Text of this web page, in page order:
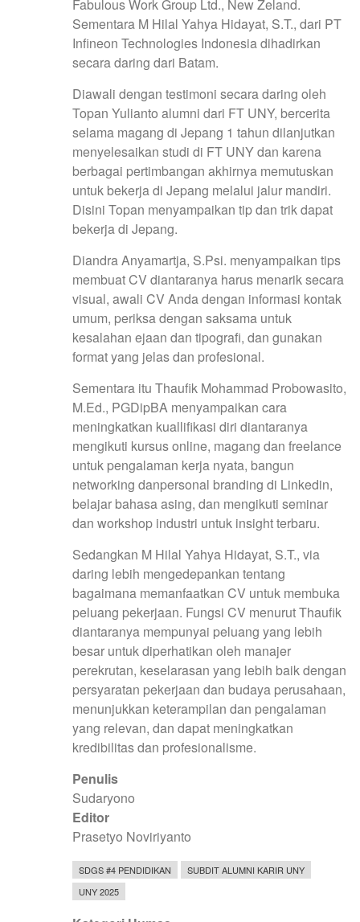
Fabulous Work Group Ltd., New Zeland.
Sementara M Hilal Yahya Hidayat, S.T., dari PT
Infineon Technologies Indonesia dihadirkan
secara daring dari Batam.
Diawali dengan testimoni secara daring oleh
Topan Yulianto alumni dari FT UNY, bercerita
selama magang di Jepang 1 tahun dilanjutkan
menyelesaikan studi di FT UNY dan karena
berbagai pertimbangan akhirnya memutuskan
untuk bekerja di Jepang melalui jalur mandiri.
Disini Topan menyampaikan tip dan trik dapat
bekerja di Jepang.
Diandra Anyamartja, S.Psi. menyampaikan tips
membuat CV diantaranya harus menarik secara
visual, awali CV Anda dengan informasi kontak
umum, periksa dengan saksama untuk
kesalahan ejaan dan tipografi, dan gunakan
format yang jelas dan profesional.
Sementara itu Thaufik Mohammad Probowasito,
M.Ed., PGDipBA menyampaikan cara
meningkatkan kuallifikasi diri diantaranya
mengikuti kursus online, magang dan freelance
untuk pengalaman kerja nyata, bangun
networking danpersonal branding di Linkedin,
belajar bahasa asing, dan mengikuti seminar
dan workshop industri untuk insight terbaru.
Sedangkan M Hilal Yahya Hidayat, S.T., via
daring lebih mengedepankan tentang
bagaimana memanfaatkan CV untuk membuka
peluang pekerjaan. Fungsi CV menurut Thaufik
diantaranya mempunyai peluang yang lebih
besar untuk diperhatikan oleh manajer
perekrutan, keselarasan yang lebih baik dengan
persyaratan pekerjaan dan budaya perusahaan,
menunjukkan keterampilan dan pengalaman
yang relevan, dan dapat meningkatkan
kredibilitas dan profesionalisme.
Penulis
Sudaryono
Editor
Prasetyo Noviriyanto
SDGS #4 PENDIDIKAN
SUBDIT ALUMNI KARIR UNY
UNY 2025